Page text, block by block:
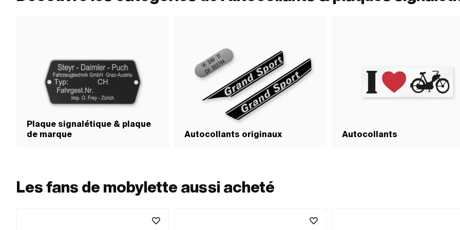
Plaque signalétique & plaque
de marque
Autocollants originaux Autocollants
Les fans de mobylette aussi acheté